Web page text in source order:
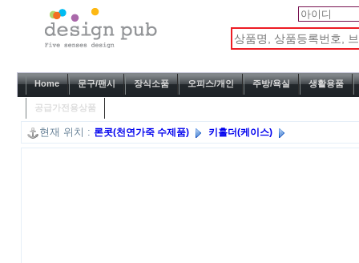
Home 문구/팬시 장식소품 오피스/개인 주방/욕실 생활용품
공급가전용상품
현재 위치 : 론콧(천연가죽 수제품) 키홀더(케이스)